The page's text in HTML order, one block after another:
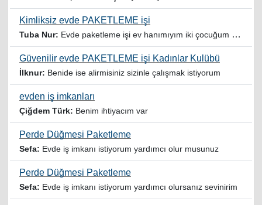
Kimliksiz evde PAKETLEME işi
Tuba Nur: Evde paketleme işi ev hanımıyım iki çocuğum var yardımcı olursanız sevinirim
Güvenilir evde PAKETLEME işi Kadınlar Kulübü
İlknur: Benide ise alirmisiniz sizinle çalışmak istiyorum
evden iş imkanları
Çiğdem Türk: Benim ihtiyacım var
Perde Düğmesi Paketleme
Sefa: Evde iş imkanı istiyorum yardımcı olur musunuz
Perde Düğmesi Paketleme
Sefa: Evde iş imkanı istiyorum yardımcı olursanız sevinirim